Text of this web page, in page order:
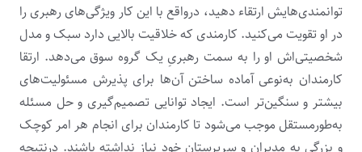
توانمندی‌هایش ارتقاء دهید، درواقع با این کار ویژگی‌های رهبری را
در او تقویت می‌کنید. کارمندی که خلاقیت بالایی دارد سبک و مدل
شخصیتی‌اش او را به سمت رهبریِ یک گروه سوق می‌دهد. ارتقا
کارمندان به‌نوعی آماده ساختن آن‌ها برای پذیرش مسئولیت‌های
بیشتر و سنگین‌تر است. ایجاد توانایی تصمیم‌گیری و حل مسئله
به‌طورمستقل موجب می‌شود تا کارمندان برای انجام هر امر کوچک
و بزرگی به مدیران و سرپرستان خود نیاز نداشته باشند. درنتیجه